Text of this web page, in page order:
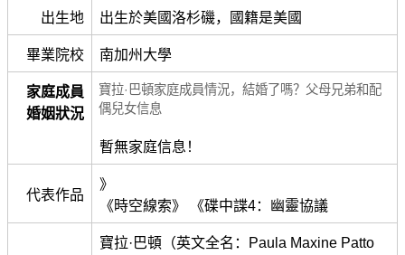
出生地 出生於美國洛杉磯，國籍是美國
畢業院校 南加州大學
家庭成員
婚姻狀況
寶拉·巴頓家庭成員情況，結婚了嗎？父母兄弟和配
偶兒女信息
暫無家庭信息！
代表作品
》
《時空線索》 《碟中諜4：幽靈協議
寶拉·巴頓（英文全名：Paula Maxine Patto